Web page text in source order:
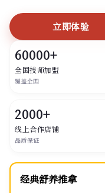
立即体验
60000+
全国技师加盟
覆盖全国
2000+
线上合作店铺
品质保证
经典舒养推拿